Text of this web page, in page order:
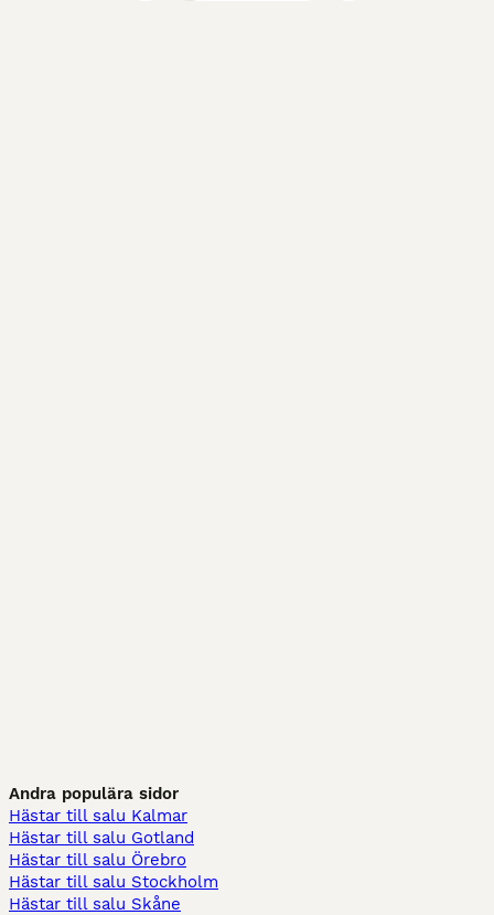
Andra populära sidor
Hästar till salu Kalmar
Hästar till salu Gotland
Hästar till salu Örebro
Hästar till salu Stockholm
Hästar till salu Skåne